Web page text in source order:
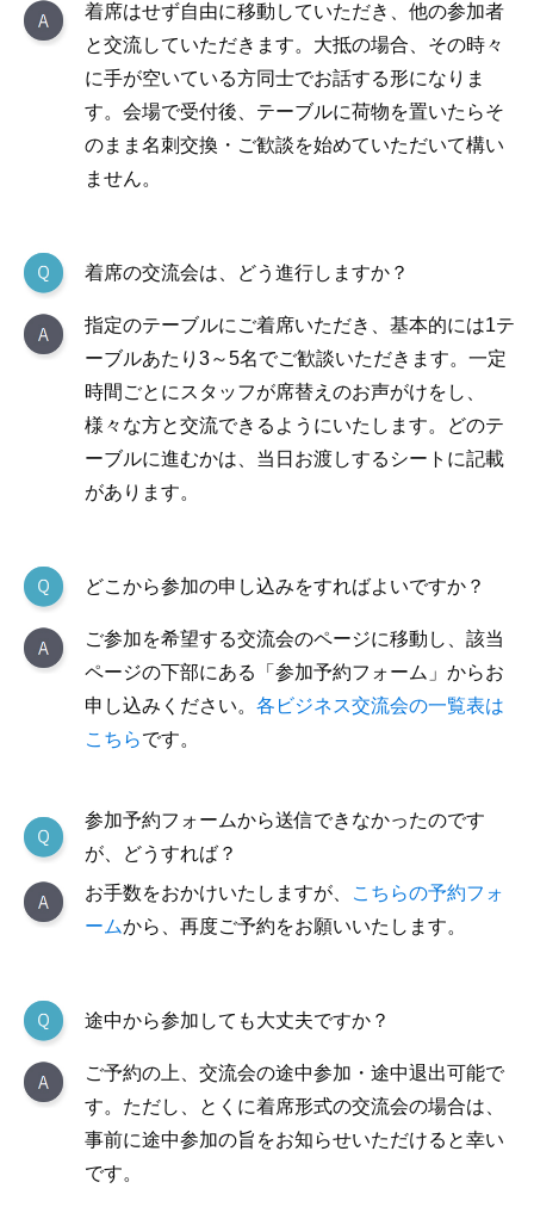
着席はせず自由に移動していただき、他の参加者
と交流していただきます。大抵の場合、その時々
に手が空いている方同士でお話する形になりま
す。会場で受付後、テーブルに荷物を置いたらそ
のまま名刺交換・ご歓談を始めていただいて構い
ません。
着席の交流会は、どう進行しますか？
指定のテーブルにご着席いただき、基本的には1テ
ーブルあたり3～5名でご歓談いただきます。一定
時間ごとにスタッフが席替えのお声がけをし、
様々な方と交流できるようにいたします。どのテ
ーブルに進むかは、当日お渡しするシートに記載
があります。
どこから参加の申し込みをすればよいですか？
ご参加を希望する交流会のページに移動し、該当
ページの下部にある「参加予約フォーム」からお
申し込みください。 各ビジネス交流会の一覧表は
こちらです。
参加予約フォームから送信できなかったのです
が、どうすれば？
お手数をおかけいたしますが、
こちらの予約フォ
ームから、再度ご予約をお願いいたします。
途中から参加しても大丈夫ですか？
ご予約の上、交流会の途中参加・途中退出可能で
す。ただし、とくに着席形式の交流会の場合は、
事前に途中参加の旨をお知らせいただけると幸い
です。